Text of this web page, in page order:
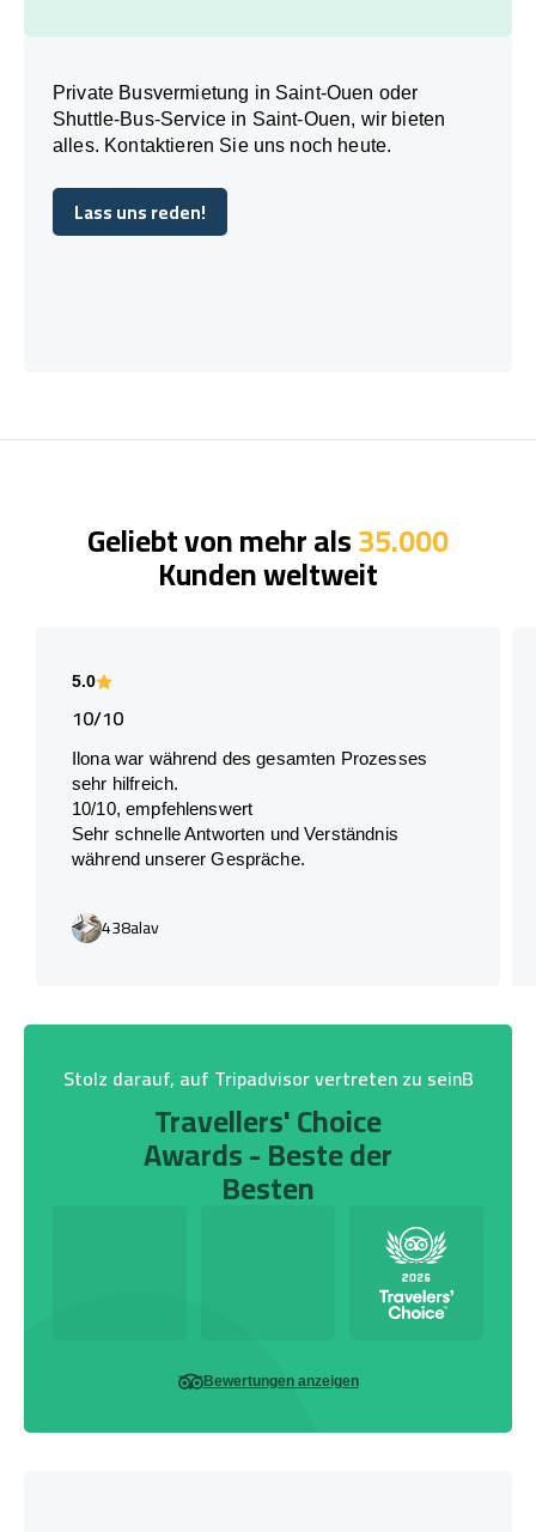
Private Busvermietung in Saint-Ouen oder
Shuttle-Bus-Service in Saint-Ouen, wir bieten
alles. Kontaktieren Sie uns noch heute.
Lass uns reden!
Lass uns reden!
Geliebt von mehr als35.000
Kunden weltweit
5.0
10/10
Ilona war während des gesamten Prozesses
sehr hilfreich.
10/10, empfehlenswert
Sehr schnelle Antworten und Verständnis
während unserer Gespräche.
438alav
Stolz darauf, auf Tripadvisor vertreten zu seinB
Travellers' Choice
Awards - Beste der
Besten
Bewertungen anzeigen